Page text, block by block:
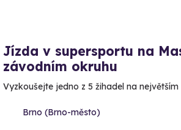
Jízda v supersportu na
závodním okruhu
Vyzkoušejte jedno z 5 žihadel na největším
Brno (Brno-město)